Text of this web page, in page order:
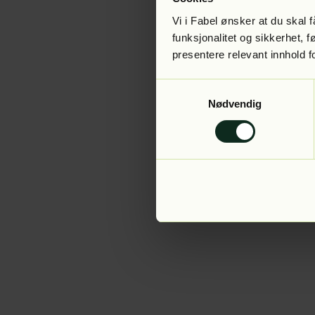
Vi i Fabel ønsker at du skal
funksjonalitet og sikkerhet,
presentere relevant innhold
Nødvendig
Application